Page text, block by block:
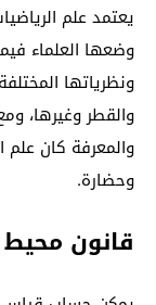
يعتمد علم
وضعها العلماء
ونظرياتها
والقطر وغيرها،
والمعرفة كان
وحضارة.
قانون محيط